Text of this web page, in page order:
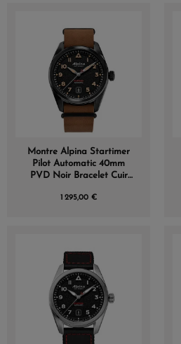
Montre Alpina Startimer
Pilot Automatic 40mm
PVD Noir Bracelet Cuir
1 295,00 €